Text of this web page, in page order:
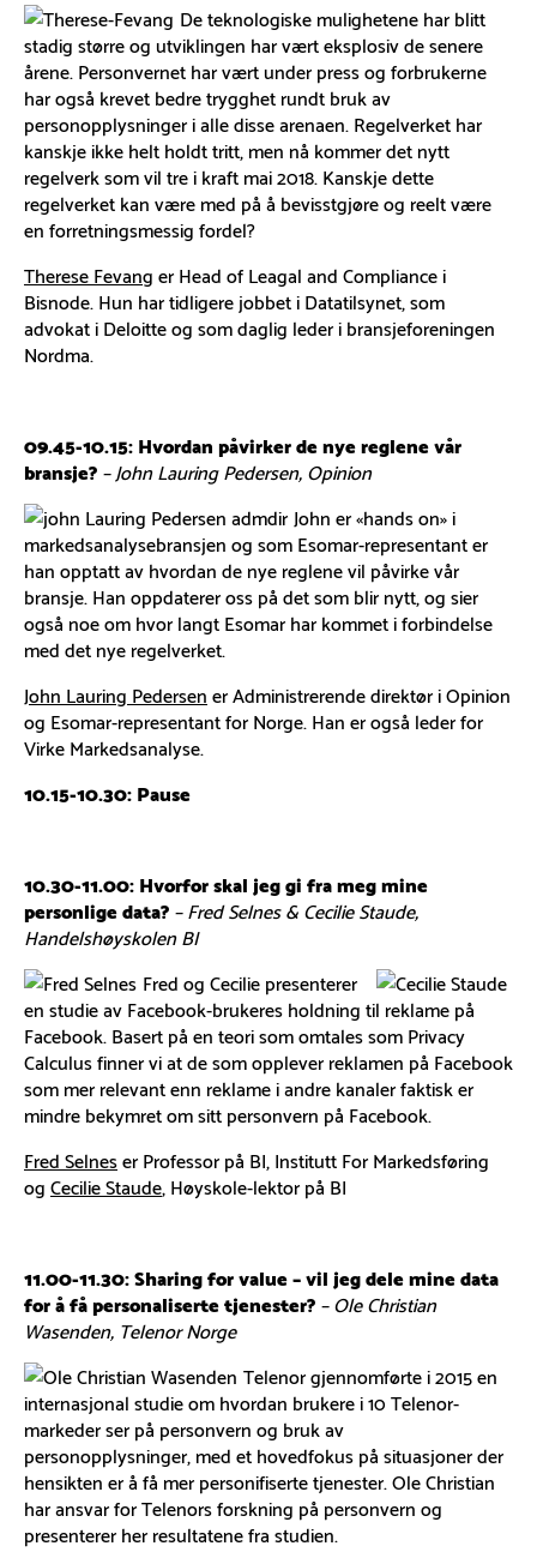
De teknologiske mulighetene har blitt
stadig større og utviklingen har vært eksplosiv de senere
årene. Personvernet har vært under press og forbrukerne
har også krevet bedre trygghet rundt bruk av
personopplysninger i alle disse arenaen. Regelverket har
kanskje ikke helt holdt tritt, men nå kommer det nytt
regelverk som vil tre i kraft mai 2018. Kanskje dette
regelverket kan være med på å bevisstgjøre og reelt være
en forretningsmessig fordel?
Therese Fevanger Head of Leagal and Compliance i
Bisnode. Hun har tidligere jobbet i Datatilsynet, som
advokat i Deloitte og som daglig leder i bransjeforeningen
Nordma.
09.45-10.15:Hvordan påvirker de nye reglene vår
bransje?– John Lauring Pedersen, Opinion
John er «hands on» i
markedsanalysebransjen og som Esomar-representant er
han opptatt av hvordan de nye reglene vil påvirke vår
bransje. Han oppdaterer oss på det som blir nytt, og sier
også noe om hvor langt Esomar har kommet i forbindelse
med det nye regelverket.
John Lauring Pedersener Administrerende direktør i Opinion
og Esomar-representant for Norge. Han er også leder for
Virke Markedsanalyse.
10.15-10.30: Pause
10.30-11.00: Hvorfor skal jeg gi fra meg mine
personlige data?– Fred Selnes & Cecilie Staude,
Handelshøyskolen BI
Fred og Cecilie presenterer
en studie av Facebook-brukeres holdning til reklame på
Facebook. Basert på en teori som omtales som Privacy
Calculus finner vi at de som opplever reklamen på Facebook
som mer relevant enn reklame i andre kanaler faktisk er
mindre bekymret om sitt personvern på Facebook.
Fred Selneser Professor på BI, Institutt For Markedsføring
ogCecilie Staude, Høyskole-lektor på BI
11.00-11.30: Sharing for value – vil jeg dele mine data
for å få personaliserte tjenester?– Ole Christian
Wasenden, Telenor Norge
Telenor gjennomførte i 2015 en
internasjonal studie om hvordan brukere i 10 Telenor-
markeder ser på personvern og bruk av
personopplysninger, med et hovedfokus på situasjoner der
hensikten er å få mer personifiserte tjenester. Ole Christian
har ansvar for Telenors forskning på personvern og
presenterer her resultatene fra studien.